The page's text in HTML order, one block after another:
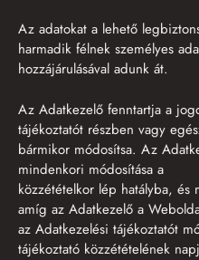
Az adatokat a lehető
harmadik félnek személyes
hozzájárulásával adunk át.
Az Adatkezelő fenntartja a
tájékoztatót részben vagy
bármikor módosítsa. Az
mindenkori módosítása a
közzétételkor lép hatályba,
amíg az Adatkezelő a
az Adatkezelési tájékoztatót
tájékoztató közzétételének